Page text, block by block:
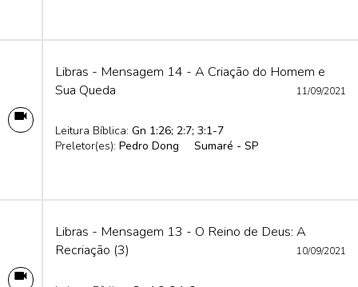
Libras - Mensagem 14 - A Criação do Homem e
Sua Queda
11/09/2021
Leitura Bíblica: Gn 1:26; 2:7; 3:1-7
Preletor(es): Pedro Dong Sumaré - SP
Libras - Mensagem 13 - O Reino de Deus: A
Recriação (3)
10/09/2021